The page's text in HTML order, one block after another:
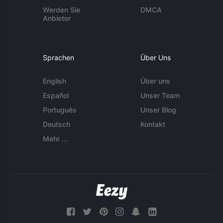
Werden Sie
Anbieter
DMCA
Sprachen
English
Español
Português
Deutsch
Mehr ...
Über Uns
Über uns
Unser Team
Unser Blog
Kontakt